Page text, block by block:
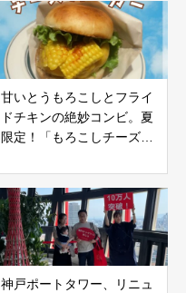
甘いとうもろこしとフライ
ドチキンの絶妙コンビ。夏
限定！「もろこしチーズバ
神戸ポートタワー、リニュ